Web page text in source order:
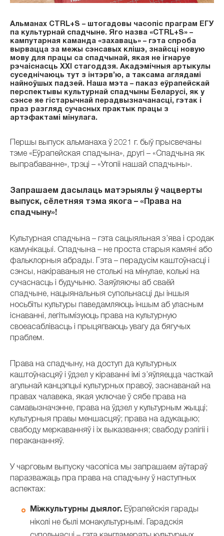
Альманах CTRL+S – штогадовы часопіс праграм ЕГУ
па культурнай спадчыне. Яго назва «CTRL+S» –
кампутарная каманда «захаваць» – гэта спроба
вырвацца за межы сэнсавых клішэ, знайсці новую
мову для працы са спадчынай, якая не ігнаруе
рэчаіснасць XXI стагоддзя. Акадэмічныя артыкулы
суседнічаюць тут з інтэрв’ю, а таксама аглядамі
найноўшых падзей. Наша мэта – паказ еўрапейскай
перспектывы культурнай спадчыны Беларусі, як у
сэнсе яе гістарычнай перадвызначанасці, гэтак і
праз разгляд сучасных практык працы з
артэфактамі мінулага.
Першы выпуск альманаха ў 2021 г. быў прысвечаны
тэме «Еўрапейская спадчына», другі – «Спадчына як
выпрабаванне», трэці – «Утопіі нашай спадчыны».
Запрашаем дасылаць матэрыялы ў чацверты
выпуск, сёлетняя тэма якога – «Права на
спадчыну»!
Культурная спадчына – гэта сацыяльная з’ява і сродак
камунікацыі. Спадчына – не проста старыя камяні або
фальклорныя абрады. Гэта – перадусім каштоўнасці і
сэнсы, накіраваныя не столькі на мінулае, колькі на
сучаснасць і будучыню. Заяўляючы аб сваёй
спадчыне, нацыянальныя супольнасці ды іншыя
носьбіты культуры паведамляюць іншым аб уласным
існаванні, легітымізуюць права на культурную
своеасаблівасць і прыцягваюць увагу да бягучых
праблем.
Права на спадчыну, на доступ да культурных
каштоўнасцяў і ўдзел у кіраванні імі з’яўляецца часткай
агульнай канцэпцыі культурных правоў, заснаванай на
правах чалавека, якая уключае ў сябе права на
самавызначэнне, права на ўдзел у культурным жыцці;
культурныя правы меншасцяў; права на адукацыю;
свабоду меркаванняў і іх выказвання; свабоду рэлігіі і
перакананняў.
У чарговым выпуску часопіса мы запрашаем аўтараў
паразважаць пра права на спадчыну ў наступных
аспектах:
Міжкультурны дыялог. Еўрапейскія гарады
ніколі не былі монакультурнымі. Гарадскія